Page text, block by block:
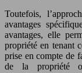
Toutefois,
avantages
avantages, elle
propriété en tenant
prise en compte de
de la propriété